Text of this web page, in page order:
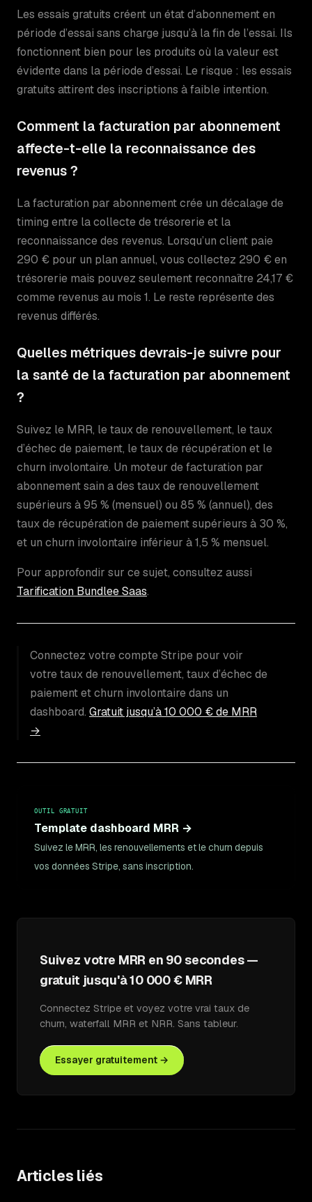
Les essais gratuits créent un état d’abonnement en
période d’essai sans charge jusqu’à la fin de l’essai. Ils
fonctionnent bien pour les produits où la valeur est
évidente dans la période d’essai. Le risque : les essais
gratuits attirent des inscriptions à faible intention.
Comment la facturation par abonnement
affecte-t-elle la reconnaissance des
revenus ?
La facturation par abonnement crée un décalage de
timing entre la collecte de trésorerie et la
reconnaissance des revenus. Lorsqu’un client paie
290 € pour un plan annuel, vous collectez 290 € en
trésorerie mais pouvez seulement reconnaître 24,17 €
comme revenus au mois 1. Le reste représente des
revenus différés.
Quelles métriques devrais-je suivre pour
la santé de la facturation par abonnement
?
Suivez le MRR, le taux de renouvellement, le taux
d’échec de paiement, le taux de récupération et le
churn involontaire. Un moteur de facturation par
abonnement sain a des taux de renouvellement
supérieurs à 95 % (mensuel) ou 85 % (annuel), des
taux de récupération de paiement supérieurs à 30 %,
et un churn involontaire inférieur à 1,5 % mensuel.
Pour approfondir sur ce sujet, consultez aussi
Tarification Bundlee Saas.
Connectez votre compte Stripe pour voir
votre taux de renouvellement, taux d’échec de
paiement et churn involontaire dans un
dashboard. Gratuit jusqu’à 10 000 € de MRR
→
OUTIL GRATUIT
Template dashboard MRR →
Suivez le MRR, les renouvellements et le churn depuis
vos données Stripe, sans inscription.
Suivez votre MRR en 90 secondes —
gratuit jusqu'à 10 000 € MRR
Connectez Stripe et voyez votre vrai taux de
churn, waterfall MRR et NRR. Sans tableur.
Essayer gratuitement →
Articles liés